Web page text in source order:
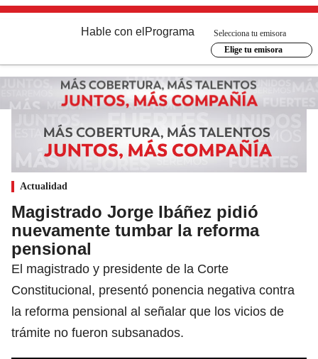
Hable con el Programa
Selecciona tu emisora
Elige tu emisora
Actualidad
Magistrado Jorge Ibáñez pidió
nuevamente tumbar la reforma
pensional
El magistrado y presidente de la Corte
Constitucional, presentó ponencia negativa contra
la reforma pensional al señalar que los vicios de
trámite no fueron subsanados.